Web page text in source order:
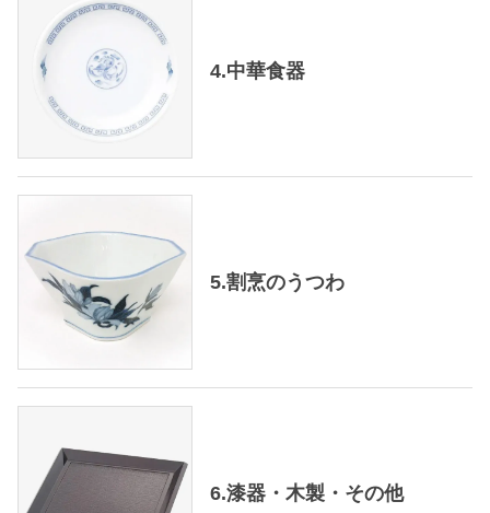
4.中華食器
5.割烹のうつわ
6.漆器・木製・その他